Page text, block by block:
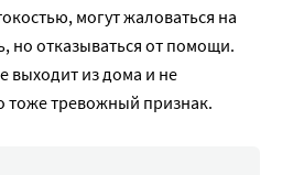
могут жаловаться на
но отказываться от помощи.
выходит из дома и не
тоже тревожный признак.